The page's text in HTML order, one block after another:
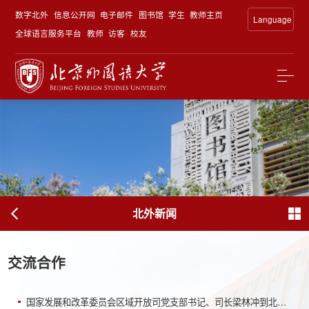
数字北外 信息公开网 电子邮件 图书馆 学生 教师主页
全球语言服务平台 教师 访客 校友
Language
北外新闻
交流合作
国家发展和改革委员会区域开放司党支部书记、司长梁林冲到北外调研